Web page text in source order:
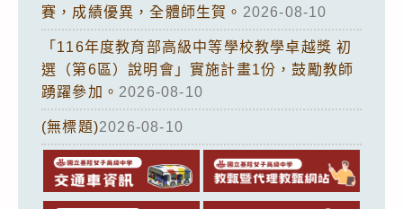
賽，成績優異，全體師生賀。 2026-08-10
「116年度教育部高級中等學校教學卓越獎 初
選（第6區）說明會」實施計畫1份，鼓勵教師
踴躍參加。 2026-08-10
(無標題)2026-08-10